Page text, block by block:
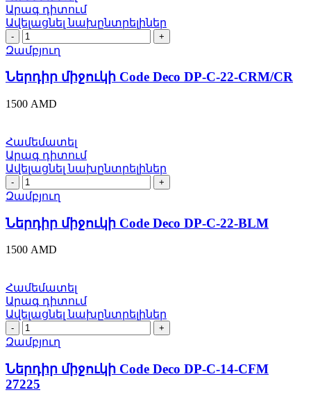
Արագ դիտում
Ավելացնել նախընտրելիներ
Ներդիր
միջուկի
Code
Deco
DP-
C-
22-
quantity
Զամբյուղ
Ներդիր միջուկի Code Deco DP-C-22-CRM/CR
1500 AMD
Համեմատել
Արագ դիտում
Ավելացնել նախընտրելիներ
Ներդիր
միջուկի
Code
Deco
DP-
C-
22-
quantity
Զամբյուղ
Ներդիր միջուկի Code Deco DP-C-22-BLM
1500 AMD
Համեմատել
Արագ դիտում
Ավելացնել նախընտրելիներ
Ներդիր
միջուկի
Code
Deco
DP-
C-
Զամբյուղ
Ներդիր միջուկի Code Deco DP-C-14-CFM
27225